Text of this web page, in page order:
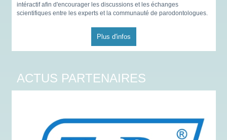
intéractif afin d'encourager les discussions et les échanges
scientifiques entre les experts et la communauté de parodontologues.
Plus d'infos
ACTUS PARTENAIRES